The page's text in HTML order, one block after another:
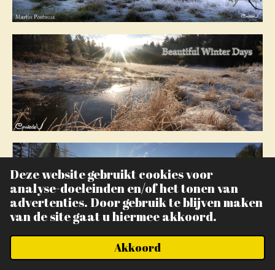
Deze website gebruikt cookies voor
analyse-doeleinden en/of het tonen van
advertenties. Door gebruik te blijven maken
van de site gaat u hiermee akkoord.
Akkoord